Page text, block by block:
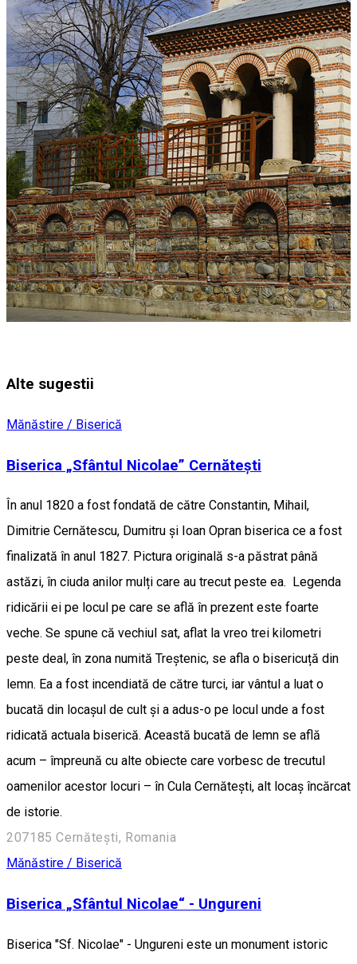
Alte sugestii
Mănăstire / Biserică
Biserica „Sfântul Nicolae” Cernătești
În anul 1820 a fost fondată de către Constantin, Mihail,
Dimitrie Cernătescu, Dumitru şi Ioan Opran biserica ce a fost
finalizată în anul 1827. Pictura originală s-a păstrat până
astăzi, în ciuda anilor mulți care au trecut peste ea. Legenda
ridicării ei pe locul pe care se află în prezent este foarte
veche. Se spune că vechiul sat, aflat la vreo trei kilometri
peste deal, în zona numită Treștenic, se afla o bisericuță din
lemn. Ea a fost incendiată de către turci, iar vântul a luat o
bucată din locașul de cult și a adus-o pe locul unde a fost
ridicată actuala biserică. Această bucată de lemn se află
acum – împreună cu alte obiecte care vorbesc de trecutul
oamenilor acestor locuri – în Cula Cernătești, alt locaș încărcat
de istorie.
207185 Cernătești, Romania
Mănăstire / Biserică
Biserica „Sfântul Nicolae“ - Ungureni
Biserica "Sf. Nicolae" - Ungureni este un monument istoric